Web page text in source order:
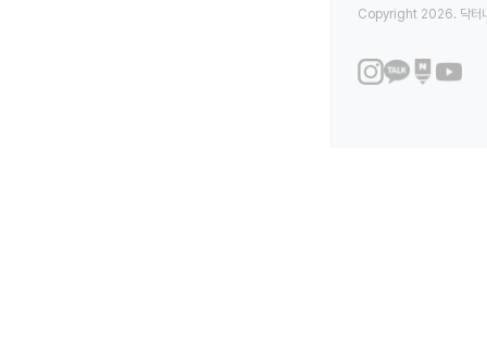
Copyright 2026. 닥터